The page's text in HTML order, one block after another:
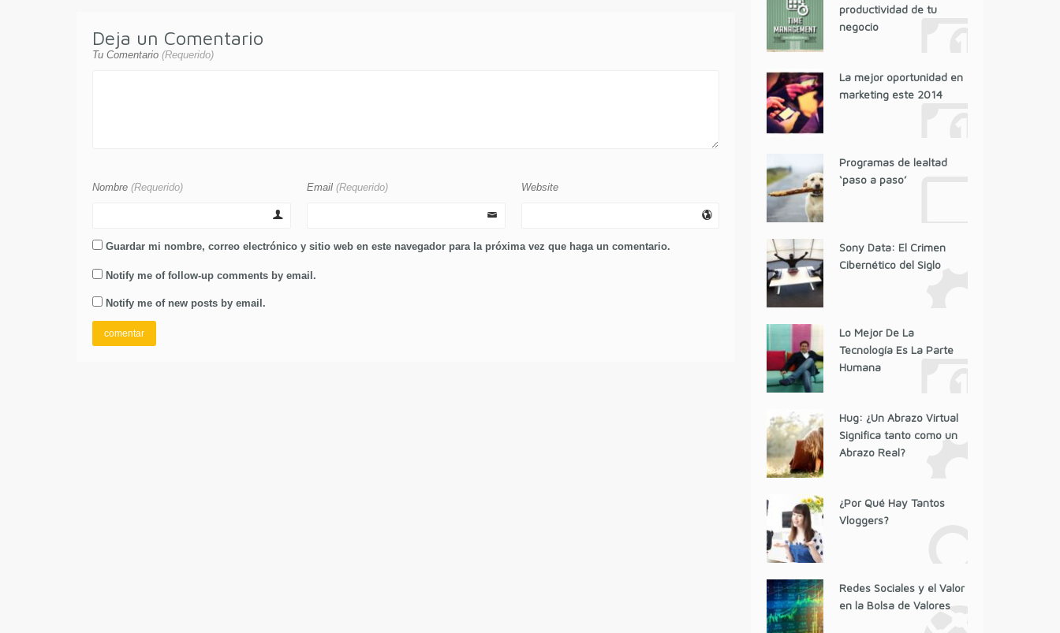
Deja un Comentario
Tu Comentario (Requerido)
Nombre (Requerido) Email (Requerido) Website
Guardar mi nombre, correo electrónico y sitio web en este navegador para la próxima vez que haga un comentario.
Notify me of follow-up comments by email.
Notify me of new posts by email.
productividad de tu
negocio
La mejor oportunidad en
marketing este 2014
Programas de lealtad
‘paso a paso’
Sony Data: El Crimen
Cibernético del Siglo
Lo Mejor De La
Tecnología Es La Parte
Humana
Hug: ¿Un Abrazo Virtual
Significa tanto como un
Abrazo Real?
¿Por Qué Hay Tantos
Vloggers?
Redes Sociales y el Valor
en la Bolsa de Valores